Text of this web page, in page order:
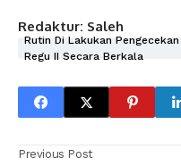
Redaktur: Saleh
Rutin Di Lakukan
Regu II Secara Berkala
Previous Post